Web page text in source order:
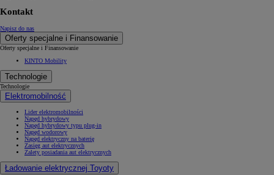
Kontakt
Napisz do nas
Oferty specjalne i Finansowanie
Oferty specjalne i Finansowanie
KINTO Mobility
Technologie
Technologie
Elektromobilność
Lider elektromobilności
Napęd hybrydowy
Napęd hybrydowy typu plug-in
Napęd wodorowy
Napęd elektryczny na baterię
Zasięg aut elektrycznych
Zalety posiadania aut elektrycznych
Ładowanie elektrycznej Toyoty